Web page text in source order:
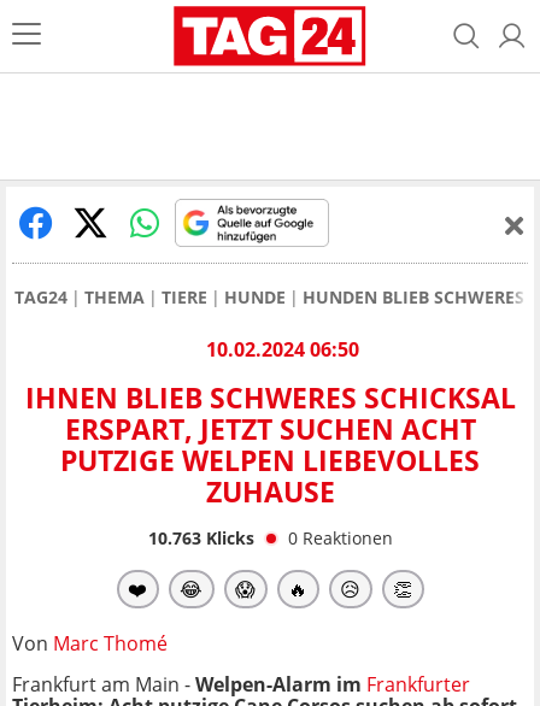
TAG24 THEMA TIERE HUNDE HUNDEN BLIEB SCHWERES
10.02.2024 06:50
IHNEN BLIEB SCHWERES SCHICKSAL
ERSPART, JETZT SUCHEN ACHT
PUTZIGE WELPEN LIEBEVOLLES
ZUHAUSE
10.763Klicks 0 Reaktionen
❤️ 😂 😱 🔥 😥 👏
Von Marc Thomé
Frankfurt am Main -Welpen-Alarm im Frankfurter